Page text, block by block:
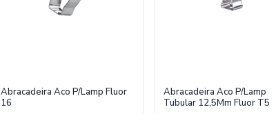
Abracadeira Aco P/Lamp Fluor
16
Abracadeira Aco P/Lamp
Tubular 12,5Mm Fluor T5